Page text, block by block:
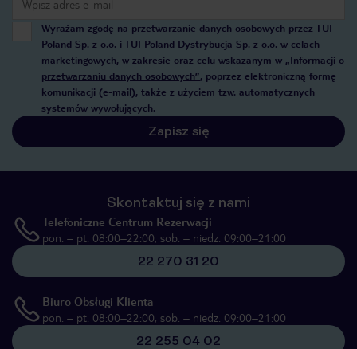
Wyrażam zgodę na przetwarzanie danych osobowych przez TUI
Poland Sp. z o.o. i TUI Poland Dystrybucja Sp. z o.o. w celach
marketingowych, w zakresie oraz celu wskazanym w „Informacji o
przetwarzaniu danych osobowych”, poprzez elektroniczną formę
komunikacji (e-mail), także z użyciem tzw. automatycznych
systemów wywołujących.
Zapisz się
Skontaktuj się z nami
Telefoniczne Centrum Rezerwacji
pon. – pt. 08:00–22:00, sob. – niedz. 09:00–21:00
22 270 31 20
Biuro Obsługi Klienta
pon. – pt. 08:00–22:00, sob. – niedz. 09:00–21:00
22 255 04 02